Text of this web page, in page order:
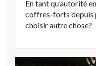
En tant qu’autorité
coffres-forts depuis
choisir autre chose?